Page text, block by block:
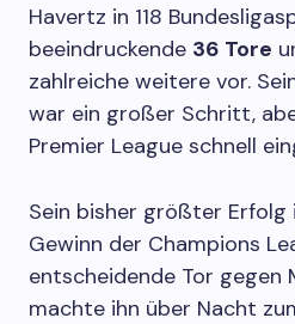
Havertz in 118
beeindruckende 36 Tore
zahlreiche weitere vor.
war ein großer Schritt,
Premier League schnell
Sein bisher größter
Gewinn der Champions
entscheidende Tor gegen
machte ihn über Nacht